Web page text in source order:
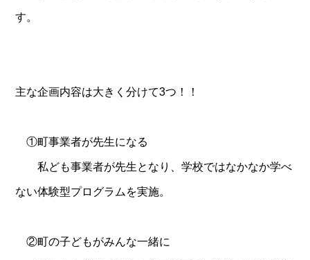
す。
主な企画内容は大きく分けて3つ！！
①町事業者が先生になる
私ども事業者が先生となり、学校ではなかなか学べ
ない体験型プログラムを実施。
②町の子どもがみんな一緒に